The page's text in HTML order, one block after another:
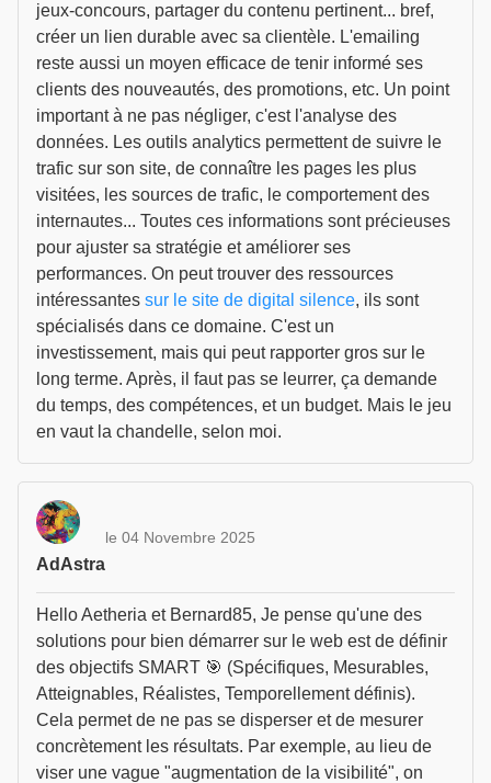
jeux-concours, partager du contenu pertinent... bref,
créer un lien durable avec sa clientèle. L'emailing
reste aussi un moyen efficace de tenir informé ses
clients des nouveautés, des promotions, etc. Un point
important à ne pas négliger, c'est l'analyse des
données. Les outils analytics permettent de suivre le
trafic sur son site, de connaître les pages les plus
visitées, les sources de trafic, le comportement des
internautes... Toutes ces informations sont précieuses
pour ajuster sa stratégie et améliorer ses
performances. On peut trouver des ressources
intéressantes sur le site de digital silence, ils sont
spécialisés dans ce domaine. C'est un
investissement, mais qui peut rapporter gros sur le
long terme. Après, il faut pas se leurrer, ça demande
du temps, des compétences, et un budget. Mais le jeu
en vaut la chandelle, selon moi.
AdAstra
le 04 Novembre 2025
Hello Aetheria et Bernard85, Je pense qu'une des
solutions pour bien démarrer sur le web est de définir
des objectifs SMART 🎯 (Spécifiques, Mesurables,
Atteignables, Réalistes, Temporellement définis).
Cela permet de ne pas se disperser et de mesurer
concrètement les résultats. Par exemple, au lieu de
viser une vague "augmentation de la visibilité", on